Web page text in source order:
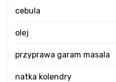
cebula
olej
przyprawa garam masala
natka kolendry